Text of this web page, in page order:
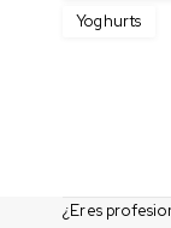
Yoghurts
¿Eres